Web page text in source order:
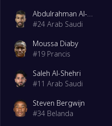
Abdulrahman Al-Oboud
#24 Arab Saudi
Moussa Diaby
#19 Prancis
Saleh Al-Shehri
#11 Arab Saudi
Steven Bergwijn
#34 Belanda